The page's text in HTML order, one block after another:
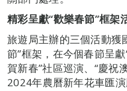
精彩呈獻“歡樂春節”框架
旅遊局主辦的三個活動獲
節”框架，在今個春節呈
賀新春”社區巡演、“慶祝
2024年農曆新年花車匯